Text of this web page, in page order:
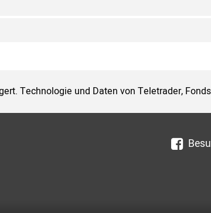
Technologie und Daten von Teletrader,